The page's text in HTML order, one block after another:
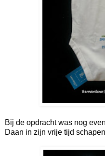
Bij de opdracht was nog
Daan in zijn vrije tijd